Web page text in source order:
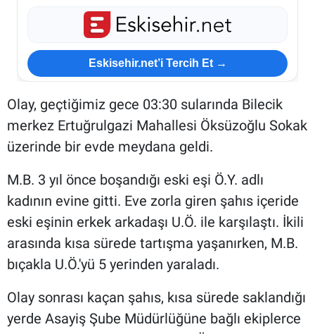
Eskisehir.net’i Tercih Et →
Olay, geçtiğimiz gece 03:30 sularında Bilecik
merkez Ertuğrulgazi Mahallesi Öksüzoğlu Sokak
üzerinde bir evde meydana geldi.
M.B. 3 yıl önce boşandığı eski eşi Ö.Y. adlı
kadının evine gitti. Eve zorla giren şahıs içeride
eski eşinin erkek arkadaşı U.Ö. ile karşılaştı. İkili
arasında kısa sürede tartışma yaşanırken, M.B.
bıçakla U.Ö.'yü 5 yerinden yaraladı.
Olay sonrası kaçan şahıs, kısa sürede saklandığı
yerde Asayiş Şube Müdürlüğüne bağlı ekiplerce